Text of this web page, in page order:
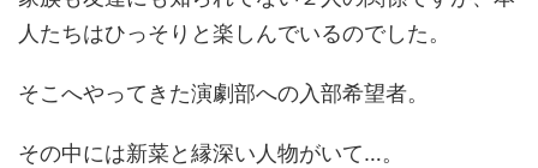
人たちはひっそりと楽しんでいるのでした。
そこへやってきた演劇部への入部希望者。
その中には新菜と縁深い人物がいて…。